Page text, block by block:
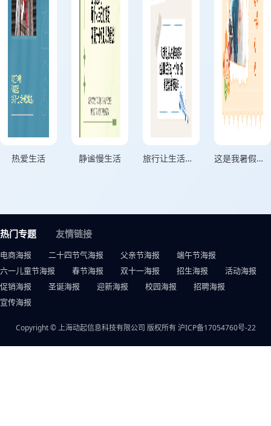
热爱生活 静谧慢生活 旅行让生活更美好 这是我暑假的生活
热门专题 友情链接
电商海报 二十四节气海报 父亲节海报
端午节海报
六一儿童节海报
春节海报 双十一海报 招生海报
活动海报
促销海报
圣诞海报 迎新海报 校园海报
招聘海报
宣传海报
Copyright © 上海动起信息科技有限公司 版权所有沪ICP备17054760号-22